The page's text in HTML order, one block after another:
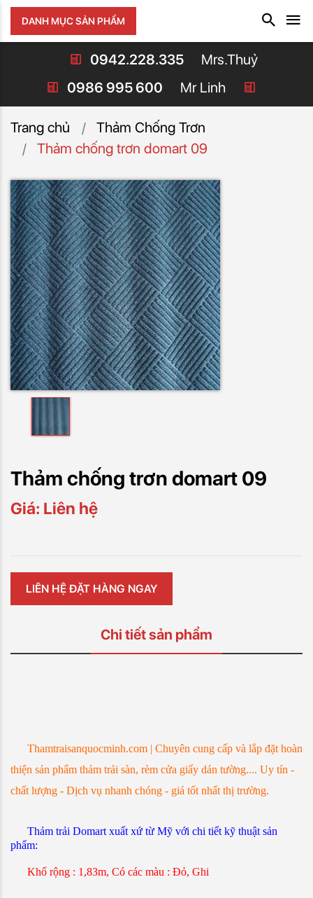
DANH MỤC SẢN PHẨM
0942.228.335
Mrs.Thuỷ
0986 995 600
Mr Linh
Trang chủ
Thảm Chống Trơn
Thảm chống trơn domart 09
Thảm chống trơn domart 09
Giá: Liên hệ
LIÊN HỆ ĐẶT HÀNG NGAY
Chi tiết sản phẩm
Thamtraisanquocminh.com | Chuyên cung cấp và lắp đặt hoàn
thiện sản phẩm thảm trải sàn, rèm cửa giấy dán tường.... Uy tín -
chất lượng - Dịch vụ nhanh chóng - giá tốt nhất thị trường.
Thảm trải Domart xuất xứ từ Mỹ với chi tiết kỹ thuật sản
phẩm:
Khổ rộng : 1,83m, Có các màu : Đỏ, Ghi